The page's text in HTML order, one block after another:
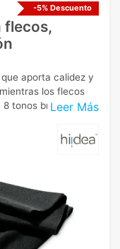
-5% Descuento
flecos,
Leer Más
aporta calidez y
los flecos
8 tonos brillantes.